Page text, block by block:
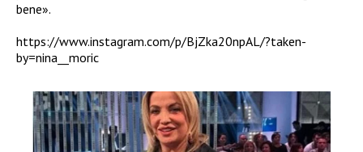
bene».
https://www.instagram.com/p/BjZka20npAL/?taken-
by=nina__moric